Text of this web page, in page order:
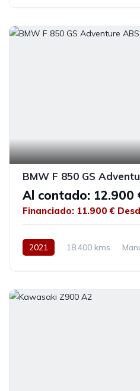
BMW F 850 GS
Al contado: 12.900
Financiado: 11.900 €
2021 18.400 kms